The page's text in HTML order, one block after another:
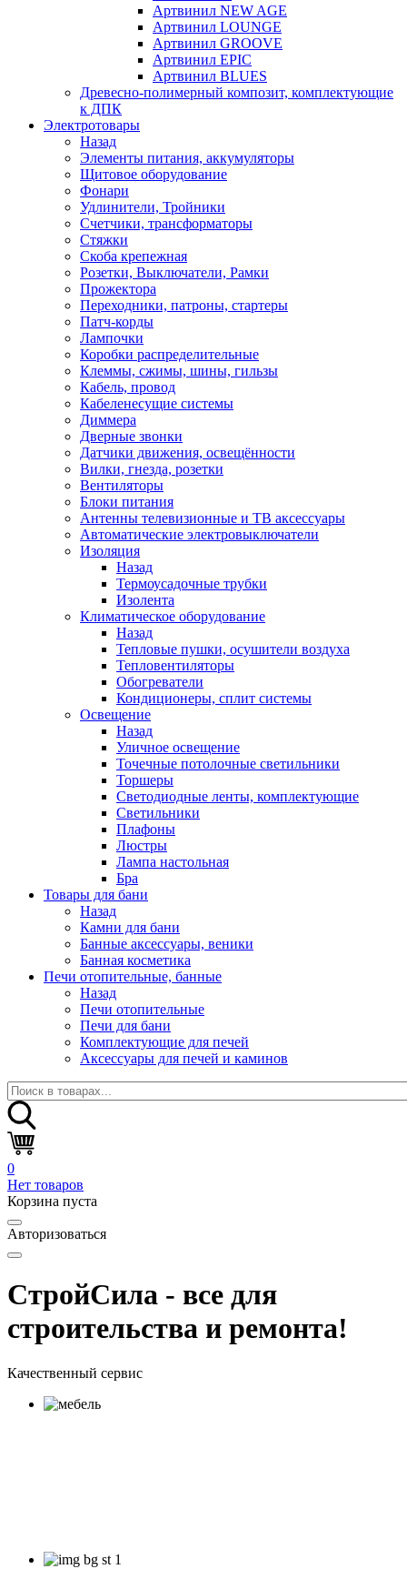
Артвинил NEW AGE
Артвинил LOUNGE
Артвинил GROOVE
Артвинил EPIC
Артвинил BLUES
Древесно-полимерный композит, комплектующие
к ДПК
Электротовары
Назад
Элементы питания, аккумуляторы
Щитовое оборудование
Фонари
Удлинители, Тройники
Счетчики, трансформаторы
Стяжки
Скоба крепежная
Розетки, Выключатели, Рамки
Прожектора
Переходники, патроны, стартеры
Патч-корды
Лампочки
Коробки распределительные
Клеммы, сжимы, шины, гильзы
Кабель, провод
Кабеленесущие системы
Диммера
Дверные звонки
Датчики движения, освещённости
Вилки, гнезда, розетки
Вентиляторы
Блоки питания
Антенны телевизионные и ТВ аксессуары
Автоматические электровыключатели
Изоляция
Назад
Термоусадочные трубки
Изолента
Климатическое оборудование
Назад
Тепловые пушки, осушители воздуха
Тепловентиляторы
Обогреватели
Кондиционеры, сплит системы
Освещение
Назад
Уличное освещение
Точечные потолочные светильники
Торшеры
Светодиодные ленты, комплектующие
Светильники
Плафоны
Люстры
Лампа настольная
Бра
Товары для бани
Назад
Камни для бани
Банные аксессуары, веники
Банная косметика
Печи отопительные, банные
Назад
Печи отопительные
Печи для бани
Комплектующие для печей
Аксессуары для печей и каминов
0
Нет товаров
Корзина пуста
Авторизоваться
СтройСила - все для
строительства и ремонта!
Качественный сервис